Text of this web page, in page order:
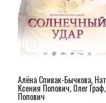
Алёна Спивак-Бычкова,
Ксения Попович, Олег
Попович